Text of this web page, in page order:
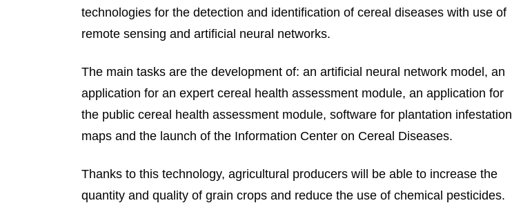
technologies for the detection and identification of cereal diseases with use of
remote sensing and artificial neural networks.
The main tasks are the development of: an artificial neural network model, an
application for an expert cereal health assessment module, an application for
the public cereal health assessment module, software for plantation infestation
maps and the launch of the Information Center on Cereal Diseases.
Thanks to this technology, agricultural producers will be able to increase the
quantity and quality of grain crops and reduce the use of chemical pesticides.